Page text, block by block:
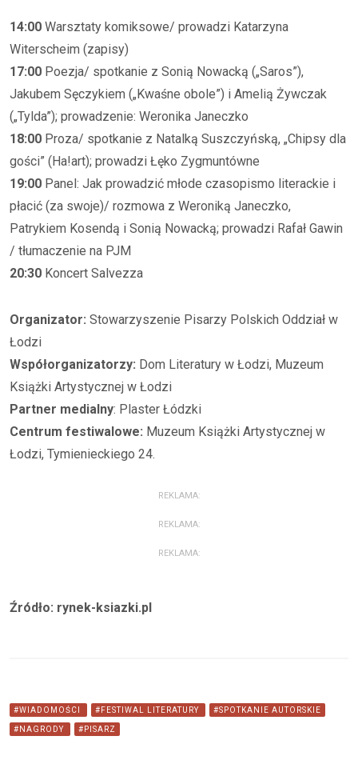
14:00 Warsztaty komiksowe/ prowadzi Katarzyna
Witerscheim (zapisy)
17:00 Poezja/ spotkanie z Sonią Nowacką („Saros”),
Jakubem Sęczykiem („Kwaśne obole”) i Amelią Żywczak
(„Tylda”); prowadzenie: Weronika Janeczko
18:00 Proza/ spotkanie z Natalką Suszczyńską, „Chipsy dla
gości” (Ha!art); prowadzi Łęko Zygmuntówne
19:00 Panel: Jak prowadzić młode czasopismo literackie i
płacić (za swoje)/ rozmowa z Weroniką Janeczko,
Patrykiem Kosendą i Sonią Nowacką; prowadzi Rafał Gawin
/ tłumaczenie na PJM
20:30 Koncert Salvezza
Organizator: Stowarzyszenie Pisarzy Polskich Oddział w
Łodzi
Współorganizatorzy: Dom Literatury w Łodzi, Muzeum
Książki Artystycznej w Łodzi
Partner medialny: Plaster Łódzki
Centrum festiwalowe: Muzeum Książki Artystycznej w
Łodzi, Tymienieckiego 24.
REKLAMA:
REKLAMA:
REKLAMA:
Źródło: rynek-ksiazki.pl
#WIADOMOŚCI #FESTIWAL LITERATURY #SPOTKANIE AUTORSKIE
#NAGRODY #PISARZ